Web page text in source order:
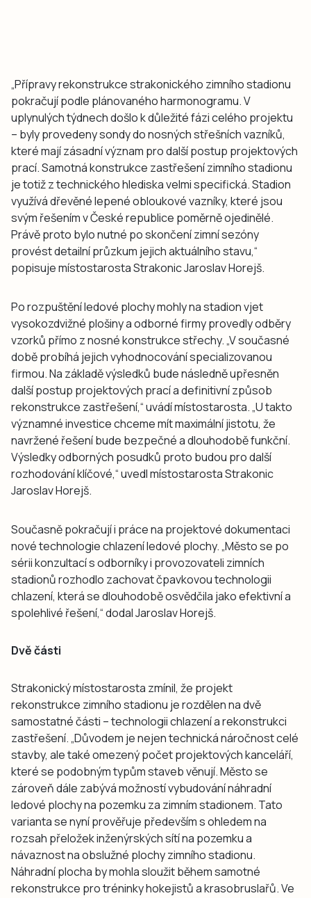
„Přípravy rekonstrukce strakonického zimního stadionu
pokračují podle plánovaného harmonogramu. V
uplynulých týdnech došlo k důležité fázi celého projektu
– byly provedeny sondy do nosných střešních vazníků,
které mají zásadní význam pro další postup projektových
prací. Samotná konstrukce zastřešení zimního stadionu
je totiž z technického hlediska velmi specifická. Stadion
využívá dřevěné lepené obloukové vazníky, které jsou
svým řešením v České republice poměrně ojedinělé.
Právě proto bylo nutné po skončení zimní sezóny
provést detailní průzkum jejich aktuálního stavu,“
popisuje místostarosta Strakonic Jaroslav Horejš.
Po rozpuštění ledové plochy mohly na stadion vjet
vysokozdvižné plošiny a odborné firmy provedly odběry
vzorků přímo z nosné konstrukce střechy. „V současné
době probíhá jejich vyhodnocování specializovanou
firmou. Na základě výsledků bude následně upřesněn
další postup projektových prací a definitivní způsob
rekonstrukce zastřešení,“ uvádí místostarosta. „U takto
významné investice chceme mít maximální jistotu, že
navržené řešení bude bezpečné a dlouhodobě funkční.
Výsledky odborných posudků proto budou pro další
rozhodování klíčové,“ uvedl místostarosta Strakonic
Jaroslav Horejš.
Současně pokračují i práce na projektové dokumentaci
nové technologie chlazení ledové plochy. „Město se po
sérii konzultací s odborníky i provozovateli zimních
stadionů rozhodlo zachovat čpavkovou technologii
chlazení, která se dlouhodobě osvědčila jako efektivní a
spolehlivé řešení,“ dodal Jaroslav Horejš.
Dvě části
Strakonický místostarosta zmínil, že projekt
rekonstrukce zimního stadionu je rozdělen na dvě
samostatné části – technologii chlazení a rekonstrukci
zastřešení. „Důvodem je nejen technická náročnost celé
stavby, ale také omezený počet projektových kanceláří,
které se podobným typům staveb věnují. Město se
zároveň dále zabývá možností vybudování náhradní
ledové plochy na pozemku za zimním stadionem. Tato
varianta se nyní prověřuje především s ohledem na
rozsah přeložek inženýrských sítí na pozemku a
návaznost na obslužné plochy zimního stadionu.
Náhradní plocha by mohla sloužit během samotné
rekonstrukce pro tréninky hokejistů a krasobruslařů. Ve